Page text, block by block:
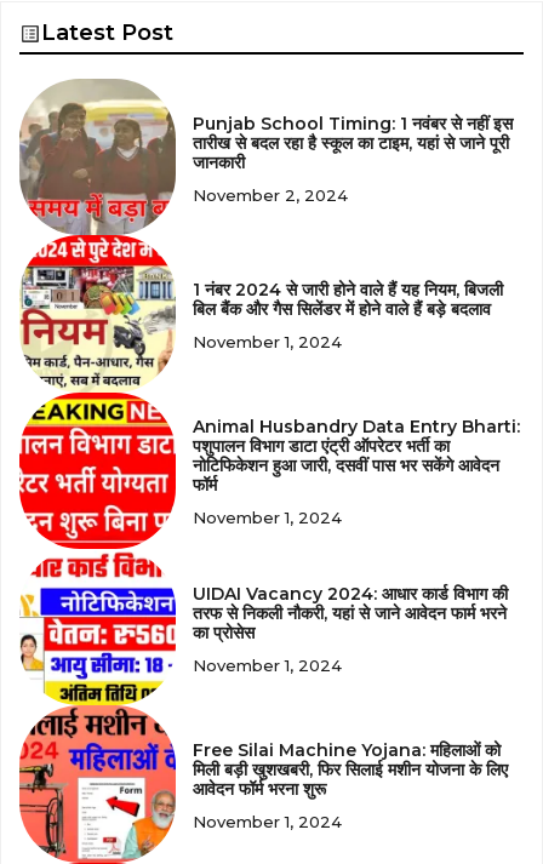
Latest Post
Punjab School Timing: 1 नवंबर से नहीं इस
तारीख से बदल रहा है स्कूल का टाइम, यहां से जाने पूरी
जानकारी
November 2, 2024
1 नंबर 2024 से जारी होने वाले हैं यह नियम, बिजली
बिल बैंक और गैस सिलेंडर में होने वाले हैं बड़े बदलाव
November 1, 2024
Animal Husbandry Data Entry Bharti:
पशुपालन विभाग डाटा एंट्री ऑपरेटर भर्ती का
नोटिफिकेशन हुआ जारी, दसवीं पास भर सकेंगे आवेदन
फॉर्म
November 1, 2024
UIDAI Vacancy 2024: आधार कार्ड विभाग की
तरफ से निकली नौकरी, यहां से जाने आवेदन फार्म भरने
का प्रोसेस
November 1, 2024
Free Silai Machine Yojana: महिलाओं को
मिली बड़ी खुशखबरी, फिर सिलाई मशीन योजना के लिए
आवेदन फॉर्म भरना शुरू
November 1, 2024